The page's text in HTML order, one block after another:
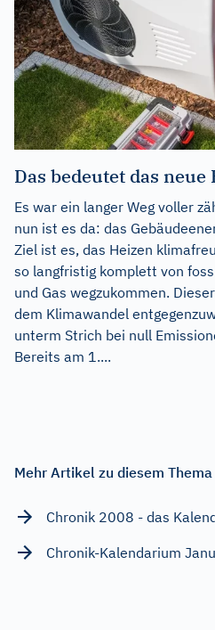
Das bedeutet das neue
Es war ein langer Weg voller
nun ist es da: das
Ziel ist es, das Heizen
so langfristig komplett von
und Gas wegzukommen.
dem Klimawandel
unterm Strich bei null
Bereits am 1....
Mehr Artikel zu diesem Thema
Chronik 2008 - das
Chronik-Kalendarium